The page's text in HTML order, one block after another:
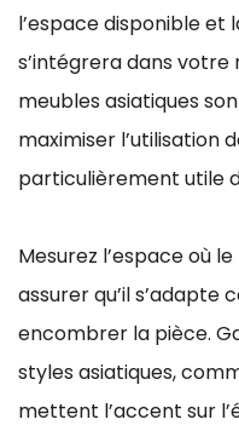
l’espace disponible et
s’intégrera dans votre
meubles asiatiques
maximiser l’utilisation
particulièrement utile
Mesurez l’espace où
assurer qu’il
encombrer la pièce.
styles asiatiques,
mettent l’accent sur